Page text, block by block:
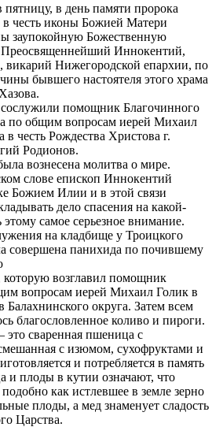
пятницу, в день памяти пророка
честь иконы Божией Матери
заупокойную Божественную
Преосвященнейший Иннокентий,
викарий Нижегородской епархии, по
бывшего настоятеля этого храма
помощник Благочинного
по общим вопросам иерей Михаил
честь Рождества Христова г.
Родионов.
вознесена молитва о мире.
слове епископ Иннокентий
Божием Илии и в этой связи
дело спасения на какой-
этому самое серьезное внимание.
на кладбище у Троицкого
совершена панихида по почившему
которую возглавил помощник
вопросам иерей Михаил Голик в
округа. Затем всем
благословленное коливо и пироги.
сваренная пшеница с
с изюмом, сухофруктами и
и потребляется в память
плоды в кутии означают, что
как истлевшее в земле зерно
плоды, а мед знаменует сладость
Царства.